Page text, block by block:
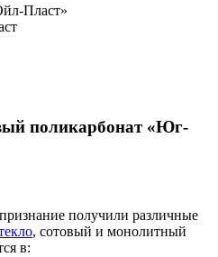
Пласт»
поликарбонат «Юг-
получили различные
, сотовый и монолитный
в: